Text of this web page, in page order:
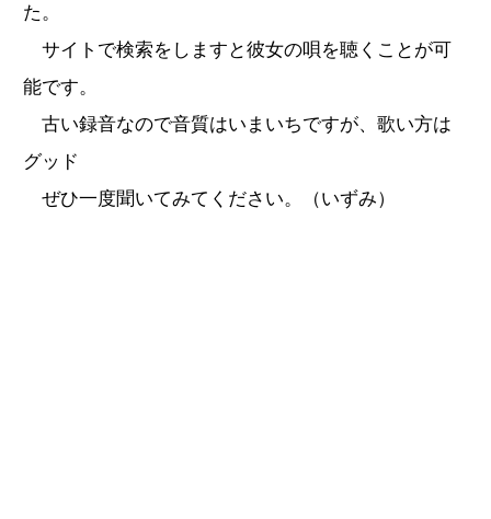
た。
サイトで検索をしますと彼女の唄を聴くことが可
能です。
古い録音なので音質はいまいちですが、歌い方は
グッド
ぜひ一度聞いてみてください。（いずみ）